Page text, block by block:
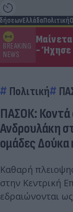
ΕλλάδαΠολιτική
BREAKING
NEWS
- Ήχησε
Πολιτική
ΠΑΣΟΚ: Κοντά
Ανδρουλάκη
ομάδες Δούκα
Καθαρή
στην Κεντρική
εδραιώνονται